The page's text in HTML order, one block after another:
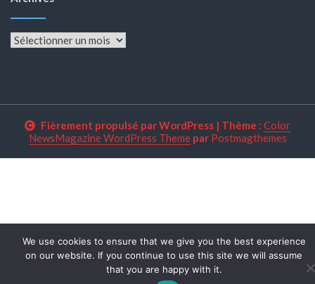
Archives
Fièrement propulsé par WordPress | Thème : Color
NewsMagazine WordPress Themepar Postmagthemes
We use cookies to ensure that we give you the best experience
on our website. If you continue to use this site we will assume
that you are happy with it.